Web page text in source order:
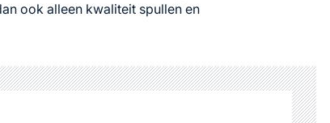
ook alleen kwaliteit spullen en